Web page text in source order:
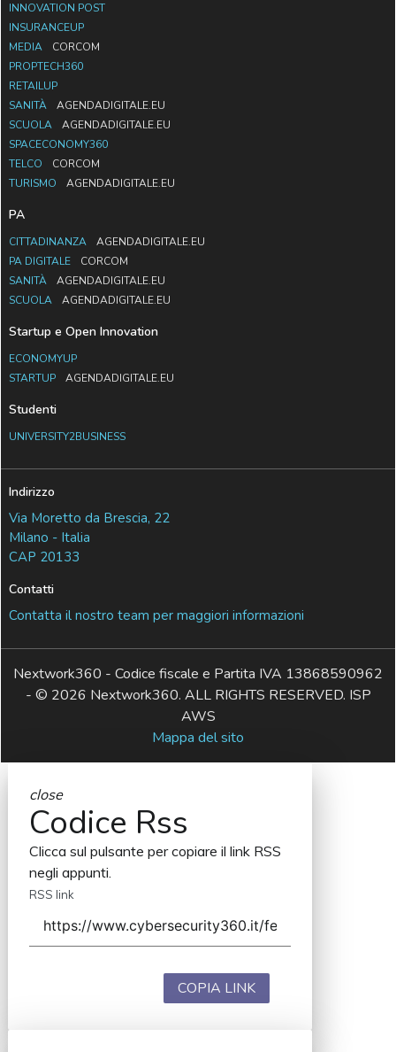
INNOVATION POST
INSURANCEUP
MEDIA
CORCOM
PROPTECH360
RETAILUP
SANITÀ
AGENDADIGITALE.EU
SCUOLA
AGENDADIGITALE.EU
SPACECONOMY360
TELCO
CORCOM
TURISMO
AGENDADIGITALE.EU
PA
CITTADINANZA
AGENDADIGITALE.EU
PA DIGITALE
CORCOM
SANITÀ
AGENDADIGITALE.EU
SCUOLA
AGENDADIGITALE.EU
Startup e Open Innovation
ECONOMYUP
STARTUP
AGENDADIGITALE.EU
Studenti
UNIVERSITY2BUSINESS
Indirizzo
Via Moretto da Brescia, 22
Milano - Italia
CAP 20133
Contatti
Contatta il nostro team per maggiori informazioni
Nextwork360 - Codice fiscale e Partita IVA 13868590962
- © 2026 Nextwork360. ALL RIGHTS RESERVED. ISP
AWS
Mappa del sito
close
Codice Rss
Clicca sul pulsante per copiare il link RSS
negli appunti.
RSS link
COPIA LINK